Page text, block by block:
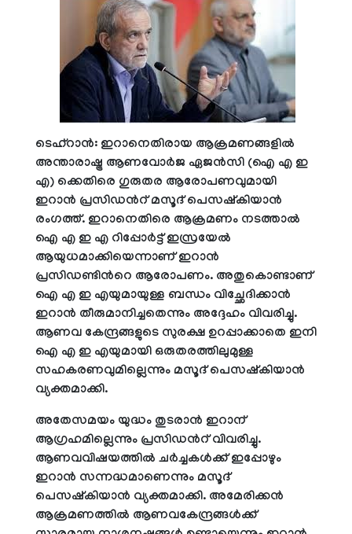
ടെഹ്റാൻ: ഇറാനെതിരായ ആക്രമണങ്ങളിൽ
അന്താരാഷ്ട്ര ആണവോർജ ഏജൻസി (ഐ എ ഇ
എ) ക്കെതിരെ ഗുരുതര ആരോപണവുമായി
ഇറാൻ പ്രസിഡന്‍റ് മസൂദ് പെസഷ്‌കിയാൻ
രംഗത്ത്. ഇറാനെതിരെ ആക്രമണം നടത്താൽ
ഐ എ ഇ എ റിപ്പോർട്ട് ഇസ്രയേൽ
ആയുധമാക്കിയെന്നാണ് ഇറാൻ
പ്രസിഡണ്ടിന്‍റെ ആരോപണം. അതുകൊണ്ടാണ്
ഐ എ ഇ എയുമായുള്ള ബന്ധം വിച്ഛേദിക്കാൻ
ഇറാൻ തീരുമാനിച്ചതെന്നും അദ്ദേഹം വിവരിച്ചു.
ആണവ കേന്ദ്രങ്ങളുടെ സുരക്ഷ ഉറപ്പാക്കാതെ ഇനി
ഐ എ ഇ എയുമായി ഒരുതരത്തിലുമുള്ള
സഹകരണവുമില്ലെന്നും മസൂദ് പെസഷ്‌കിയാൻ
വ്യക്തമാക്കി.
അതേസമയം യുദ്ധം തുടരാൻ ഇറാന്
ആഗ്രഹമില്ലെന്നും പ്രസിഡന്‍റ് വിവരിച്ചു.
ആണവവിഷയത്തിൽ ചർച്ചകൾക്ക് ഇപ്പോഴും
ഇറാൻ സന്നദ്ധമാണെന്നും മസൂദ്
പെസഷ്‌കിയാൻ വ്യക്തമാക്കി. അമേരിക്കൻ
ആക്രമണത്തിൽ ആണവകേന്ദ്രങ്ങൾക്ക്